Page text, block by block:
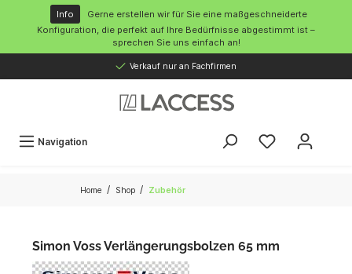
springen
Info
Gerne erstellen wir für Sie eine maßgeschneiderte
Konfiguration, die perfekt auf Ihre Bedürfnisse abgestimmt ist –
sprechen Sie uns einfach an!
Verkauf nur an Fachfirmen
Navigation
Home / Shop / Zubehör
Simon Voss Verlängerungsbolzen 65 mm